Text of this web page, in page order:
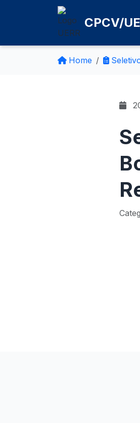
CPCV/
Home